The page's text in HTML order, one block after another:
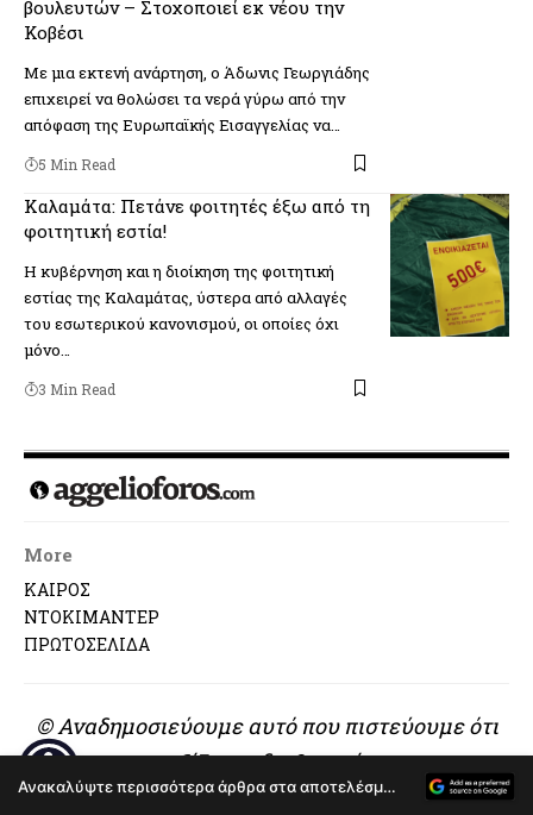
βουλευτών – Στοχοποιεί εκ νέου την
Κοβέσι
Με μια εκτενή ανάρτηση, ο Άδωνις Γεωργιάδης
επιχειρεί να θολώσει τα νερά γύρω από την
απόφαση της Ευρωπαϊκής Εισαγγελίας να…
5 Min Read
Καλαμάτα: Πετάνε φοιτητές έξω από τη
φοιτητική εστία!
Η κυβέρνηση και η διοίκηση της φοιτητική
εστίας της Καλαμάτας, ύστερα από αλλαγές
του εσωτερικού κανονισμού, οι οποίες όχι
μόνο…
3 Min Read
More
ΚΑΙΡΟΣ
ΝΤΟΚΙΜΑΝΤΕΡ
ΠΡΩΤΟΣΕΛΙΔΑ
© Αναδημοσιεύουμε αυτό που πιστεύουμε ότι
αξίζει να διαβαστεί..
Ανακαλύψτε περισσότερα άρθρα στα αποτελέσματα αναζήτησης